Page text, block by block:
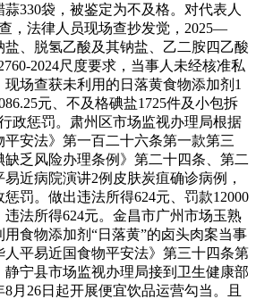
330袋，被鉴定为不及格。对代表人
，法律人员现场查抄发觉，2025—
盐、脱氢乙酸及其钠盐、乙二胺四乙酸
2024尺度要求，当事人未经核准私
场查获未利用的日落黄食物添加剂1
元、不及格碘盐1725件及小包拆
政惩罚。肃州区市场监视办理局根据
平安法》第一百二十六条第一款第三
乏风险办理条例》第二十四条、第二
近病院演讲2例皮肤炭疽确诊病例，
罚。做出违法所得624元、罚款12000
法所得624元。金昌市广州市场玉熟
食物添加剂“日落黄”的卤头肉案当事
人平易近国食物平安法》第三十四条第
静宁县市场监视办理局接到卫生健康部
月26日起开展便宜饮品运营勾当。且